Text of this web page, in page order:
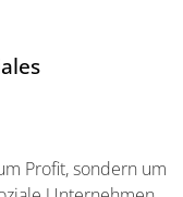
Profit, sondern um